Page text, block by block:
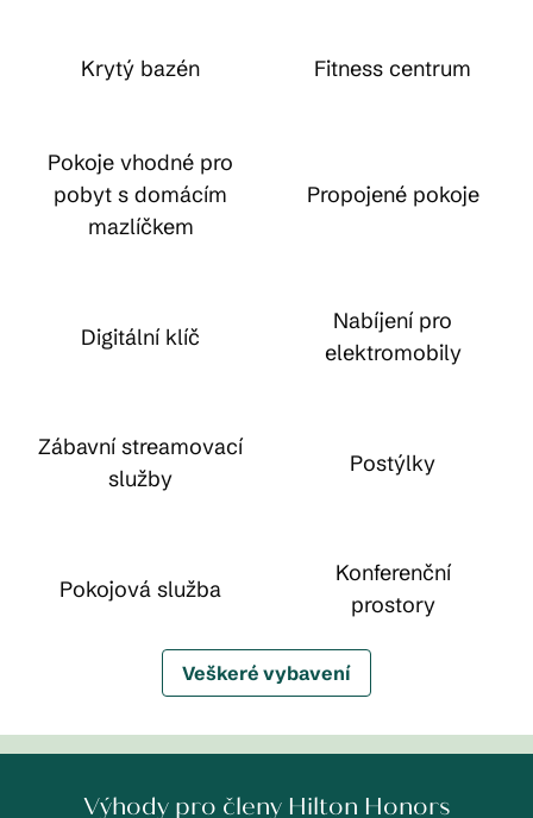
Krytý bazén Fitness centrum
Pokoje vhodné pro
pobyt s domácím
mazlíčkem
Propojené pokoje
Digitální klíč
Nabíjení pro
elektromobily
Zábavní streamovací
služby
Postýlky
Pokojová služba
Konferenční
prostory
Veškeré vybavení
Výhody pro členy Hilton Honors